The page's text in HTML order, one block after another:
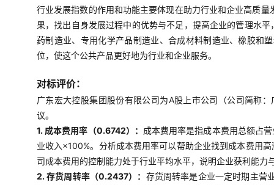
行业发展指数的作用和功能主要体现在助力行业和企业高质
果，找出自身发展过程中的优势与不足，提高企业的管理水
药制造业、专用化学产品制造业、合成材料制造业、橡胶和
位，使这个公共产品更好地为行业和企业服务。
对标评价：
广东宏大控股集团股份有限公司为A股上市公司（公司简称
议。
1. 成本费用率（0.6742）： 成本费用率是指成本费用总额占
业收入×100%。分析成本费用率可以帮助企业找到成本费用
司成本费用的控制能力处于行业平均水平，说明企业获利能力
2. 存货周转率（0.2437）： 存货周转率是企业一定时期主营